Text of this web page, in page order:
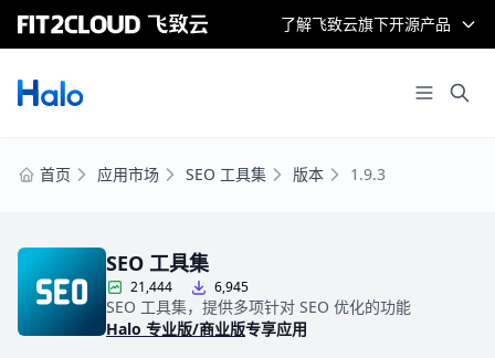
了解飞致云旗下开源产品
首页 应用市场 SEO 工具集 版本 1.9.3
SEO 工具集
21,444 6,945
SEO 工具集，提供多项针对 SEO 优化的功能
Halo 专业版/商业版专享应用